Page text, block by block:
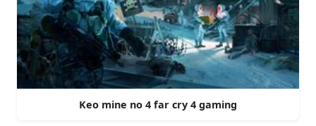
Keo mine no 4 far cry 4 gaming